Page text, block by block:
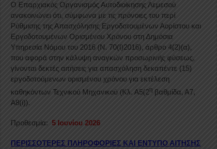
Ο Επαρχιακός Οργανισμός Αυτοδιοίκησης Λεμεσού
ανακοινώνει ότι, σύμφωνα με τις πρόνοιες του περί
Ρύθμισης της Απασχόλησης Εργοδοτουμένων Αορίστου και
Εργοδοτουμένων Ορισμένου Χρόνου στη Δημόσια
Υπηρεσία Νόμου του 2016 (Ν. 70(Ι)2016), άρθρο 4(2)(α),
που αφορά στην κάλυψη αναγκών προσωρινής φύσεως,
γίνονται δεκτές αιτήσεις για απασχόληση δεκαπέντε (15)
εργοδοτούμενων ορισμένου χρόνου για εκτέλεση
καθηκόντων Τεχνικού Μηχανικού (Κλ. Α5(2η βαθμίδα, Α7,
Α8(i)).
Προθεσμία: 5 Ιουνίου 2026
ΠΕΡΙΣΣΟΤΕΡΕΣ ΠΛΗΡΟΦΟΡΙΕΣ ΚΑΙ ΕΝΤΥΠΟ ΑΙΤΗΣΗΣ